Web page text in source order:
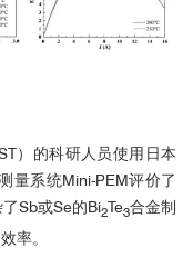
）的科研人员使用日本
量系统Mini-PEM评价了
Sb或Se的Bi2Te3合金制
率。